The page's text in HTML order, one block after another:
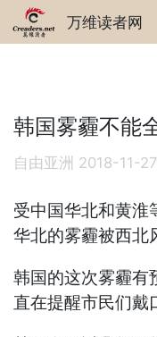
万维读者网
韩国雾霾不能
自由亚洲 2018-11-
受中国华北和黄淮
华北的雾霾被西北
韩国的这次雾霾有
直在提醒市民们戴